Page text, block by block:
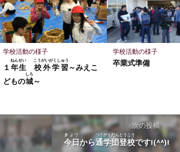
学校活動の様子
１ 年生
ねんせい
校外学習
こうがいがくしゅう
～みえこ
どもの城
しろ
～
学校活動の様子
卒業式準備
次の投稿
今日
きょう
から通学団登校
つうがくだんとうこう
です!(^^)!